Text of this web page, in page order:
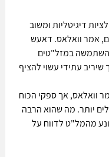
דיגיטליות ומשוב
אמר וואלאס. דאעש
השתמשה במזל"טים
עתידי עשוי להציף
וואלאס, אך ספקי הכוח
יותר. מה שהוא הרבה
מהמל"ט לדווח על